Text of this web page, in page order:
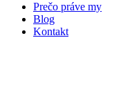
Prečo práve my
Blog
Kontakt